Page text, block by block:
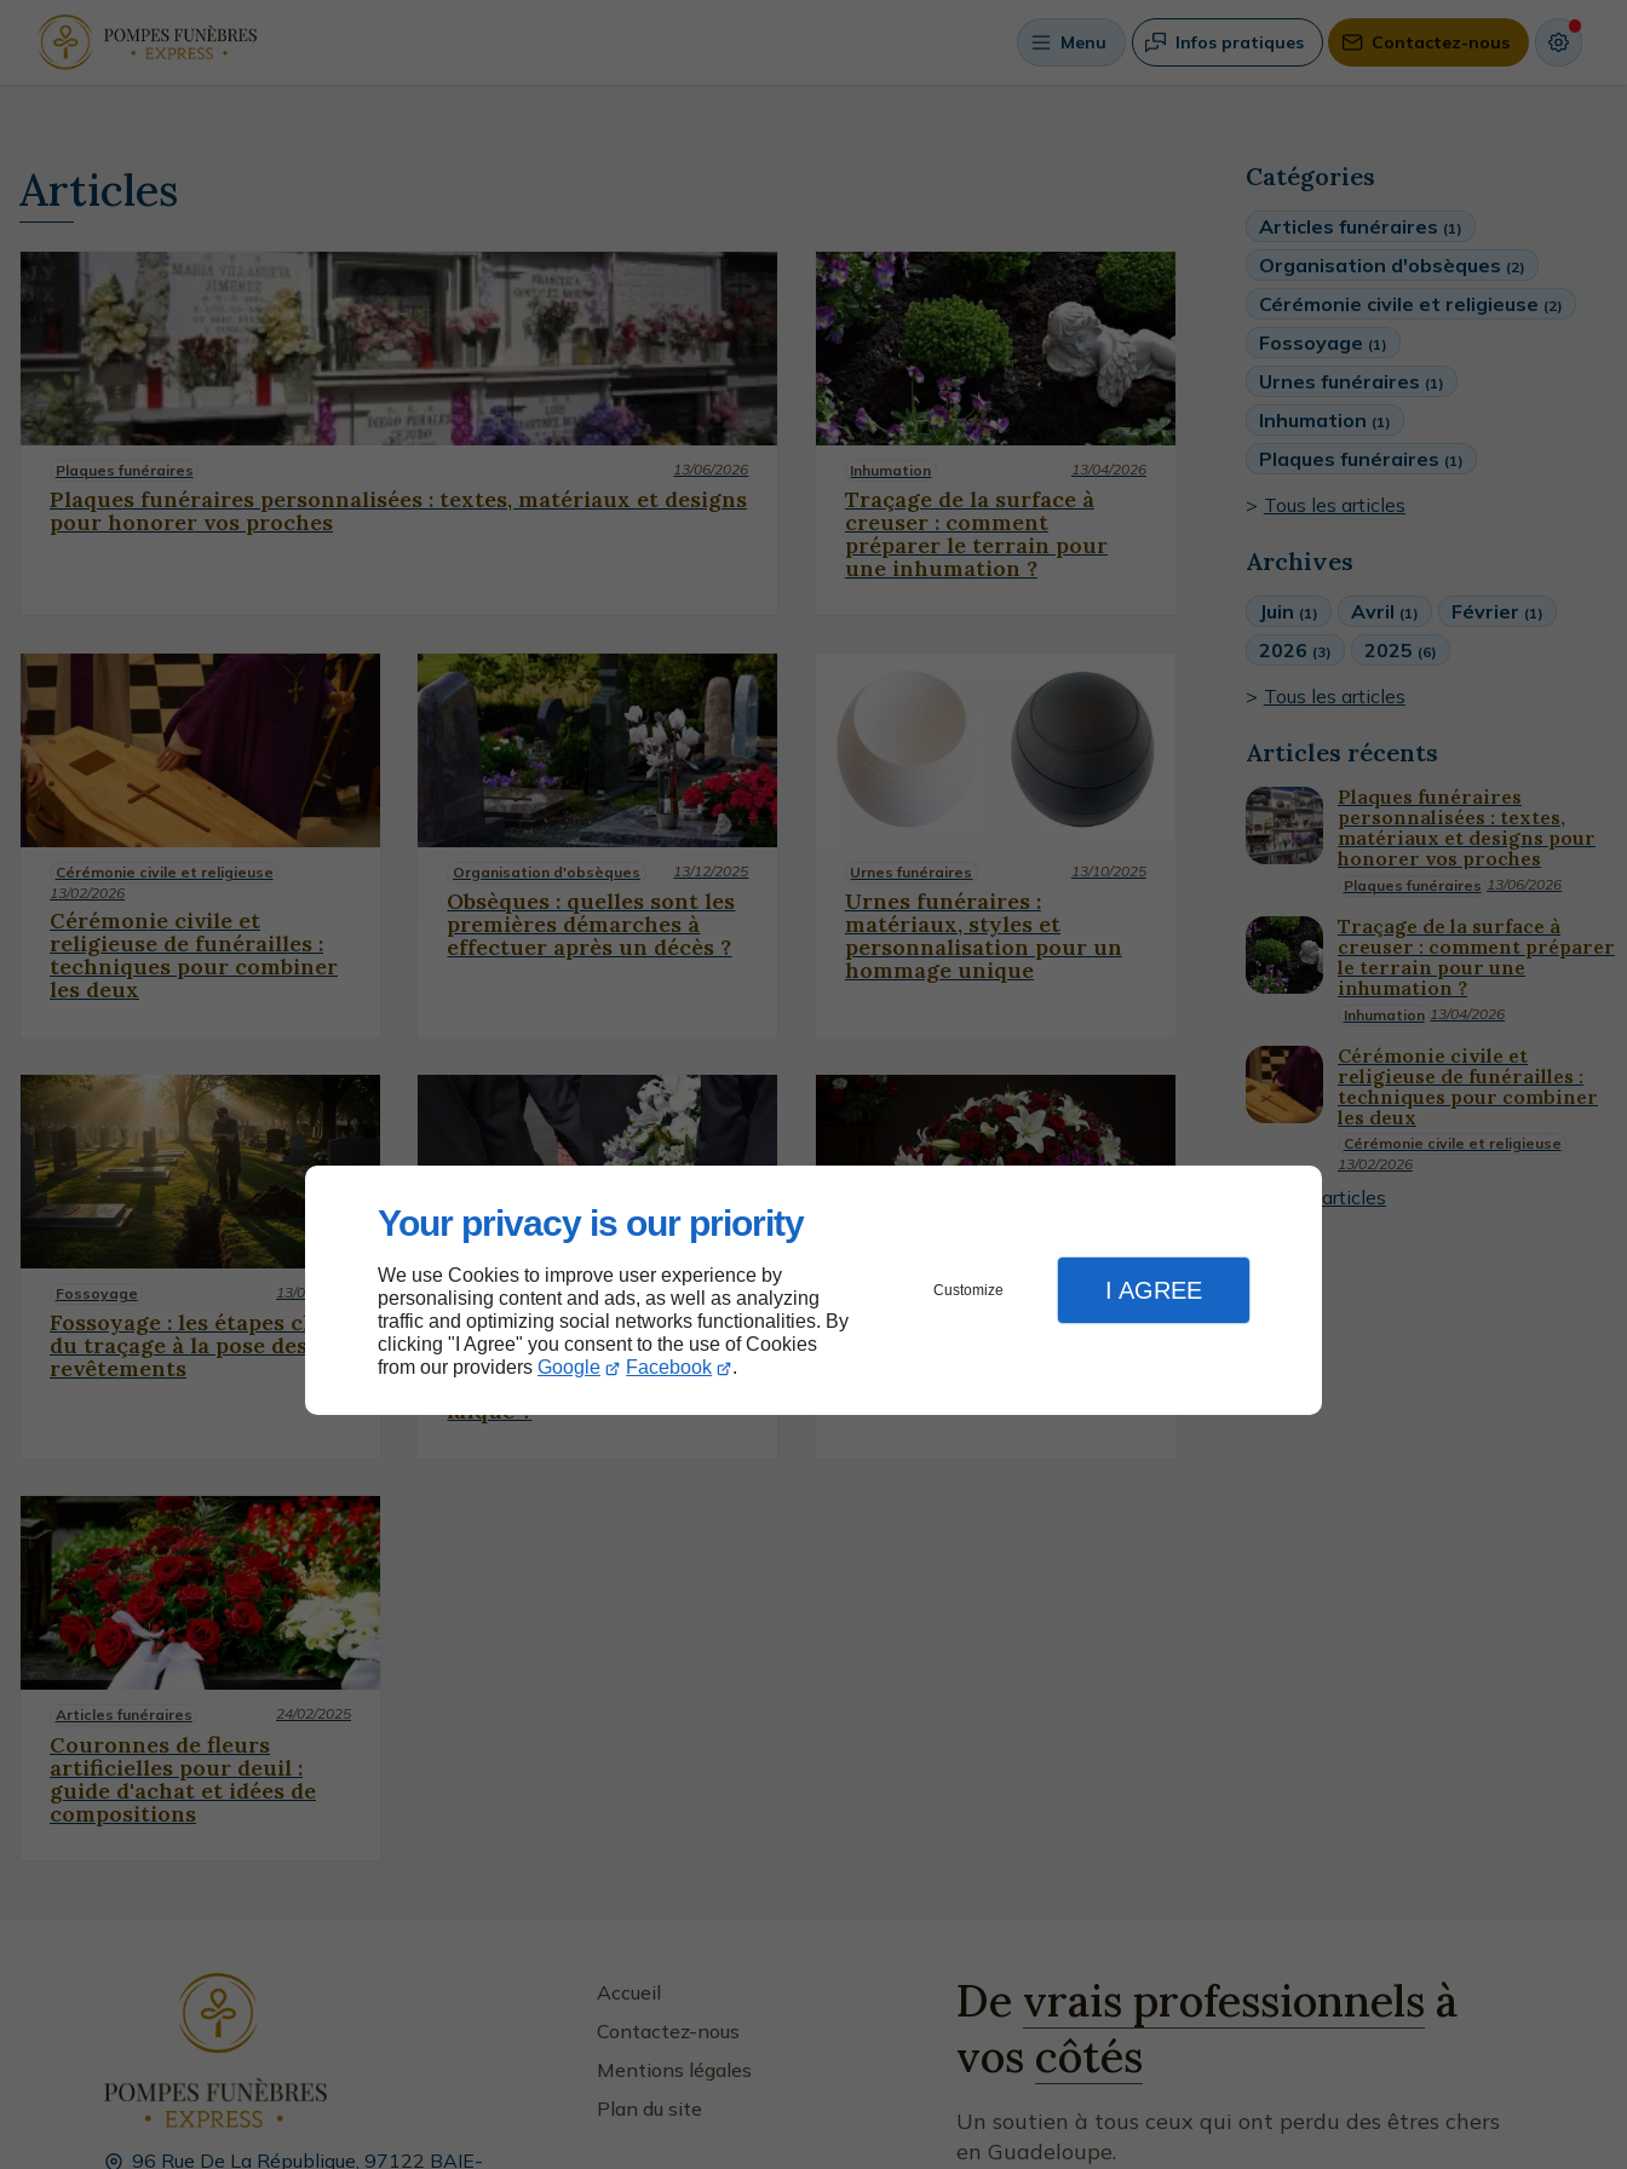
Your privacy is our priority
We use Cookies to improve user experience by
personalising content and ads, as well as analyzing
traffic and optimizing social networks functionalities. By
clicking "I Agree" you consent to the use of Cookies
from our providers Google Facebook .
Customize I AGREE
Menu Infos pratiques Contactez-nous
Catégories
Articles funéraires (1)
Organisation d'obsèques (2)
Cérémonie civile et religieuse (2)
Fossoyage (1)
Urnes funéraires (1)
Inhumation (1)
Plaques funéraires (1)
Tous les articles
Archives
Juin (1) Avril (1) Février (1)
2026 (3) 2025 (6)
Tous les articles
Articles récents
Plaques funéraires 13/06/2026
Plaques funéraires
personnalisées : textes,
matériaux et designs pour
honorer vos proches
Inhumation 13/04/2026
Traçage de la surface à
creuser : comment préparer
le terrain pour une
inhumation ?
Cérémonie civile et religieuse
13/02/2026
Cérémonie civile et
religieuse de funérailles :
techniques pour combiner
les deux
Plus d'articles
Articles
Plaques funéraires 13/06/2026
Plaques funéraires personnalisées : textes, matériaux et designs
pour honorer vos proches
Inhumation 13/04/2026
Traçage de la surface à
creuser : comment
préparer le terrain pour
une inhumation ?
Cérémonie civile et religieuse
13/02/2026
Cérémonie civile et
religieuse de funérailles :
techniques pour combiner
les deux
Organisation d'obsèques 13/12/2025
Obsèques : quelles sont les
premières démarches à
effectuer après un décès ?
Urnes funéraires 13/10/2025
Urnes funéraires :
matériaux, styles et
personnalisation pour un
hommage unique
Fossoyage 13/08/2025
Fossoyage : les étapes clés,
du traçage à la pose des
revêtements
Cérémonie civile et religieuse
13/06/2025
Cérémonie civile :
comment créer un
laïque ?
Organisation d'obsèques 22/04/2025
Organisation d'obsèques :
Articles funéraires 24/02/2025
Couronnes de fleurs
artificielles pour deuil :
guide d'achat et idées de
compositions
96 Rue De La République, 97122 BAIE-
Accueil
Contactez-nous
Mentions légales
Plan du site
De vrais professionnels à
vos côtés
Un soutien à tous ceux qui ont perdu des êtres chers
en Guadeloupe.